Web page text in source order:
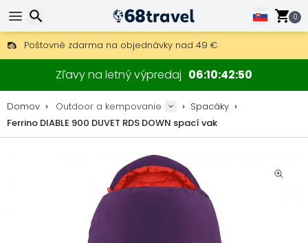
0
Poštovné zdarma na objednávky nad 49 €.
30 dní na vrátenie, 90 dní na drevené mapy a dekorácie.
Najlepšie ceny na outdoor vybavenie a doplnky.
Zľavy na letný výpredaj 06 10 42 50
Domov Outdoor a kempovanie
Spacáky
Ferrino DIABLE 900 DUVET RDS DOWN spací vak
Hľadať
Hľadať